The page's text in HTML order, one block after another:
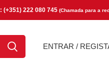
(+351) 222 080 745 (Chamada para a
ENTRAR /